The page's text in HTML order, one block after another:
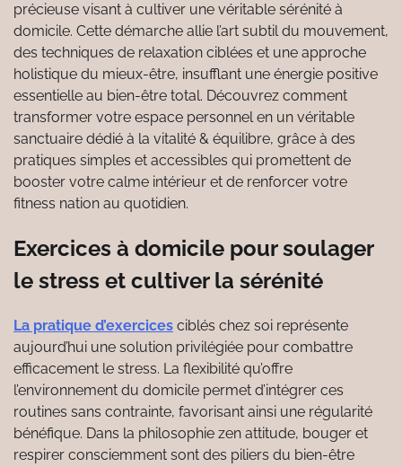
précieuse visant à cultiver une véritable sérénité à
domicile. Cette démarche allie l’art subtil du mouvement,
des techniques de relaxation ciblées et une approche
holistique du mieux-être, insufflant une énergie positive
essentielle au bien-être total. Découvrez comment
transformer votre espace personnel en un véritable
sanctuaire dédié à la vitalité & équilibre, grâce à des
pratiques simples et accessibles qui promettent de
booster votre calme intérieur et de renforcer votre
fitness nation au quotidien.
Exercices à domicile pour soulager
le stress et cultiver la sérénité
La pratique d’exercices ciblés chez soi représente
aujourd’hui une solution privilégiée pour combattre
efficacement le stress. La flexibilité qu’offre
l’environnement du domicile permet d’intégrer ces
routines sans contrainte, favorisant ainsi une régularité
bénéfique. Dans la philosophie zen attitude, bouger et
respirer consciemment sont des piliers du bien-être